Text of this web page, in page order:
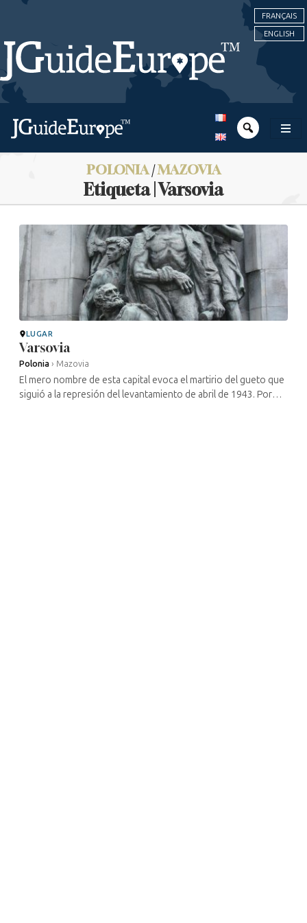
FRANÇAIS
ENGLISH
POLONIA/MAZOVIA
Etiqueta | Varsovia
LUGAR
Varsovia
Polonia › Mazovia
El mero nombre de esta capital evoca el martirio del gueto que
siguió a la represión del levantamiento de abril de 1943. Por